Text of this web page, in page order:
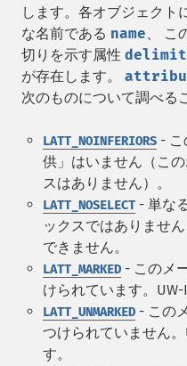
します。各オブジェクト
な名前である name、 こ
切りを示す属性
が存在します。
次のものについて調べる
LATT_NOINFERIORS - こ
供」はいません（こ
スはありません）。
LATT_NOSELECT - 単な
ックスではありませ
できません。
LATT_MARKED - このメ
けられています。UW-
LATT_UNMARKED - この
つけられていません。
す。